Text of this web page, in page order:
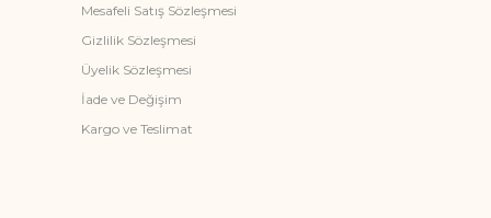
Mesafeli Satış Sözleşmesi
Gizlilik Sözleşmesi
Üyelik Sözleşmesi
İade ve Değişim
Kargo ve Teslimat